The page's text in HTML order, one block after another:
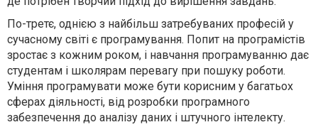
По-третє, однією з найбільш затребуваних професій у
сучасному світі є програмування. Попит на програмістів
зростає з кожним роком, і навчання програмуванню дає
студентам і школярам перевагу при пошуку роботи.
Уміння програмувати може бути корисним у багатьох
сферах діяльності, від розробки програмного
забезпечення до аналізу даних і штучного інтелекту.